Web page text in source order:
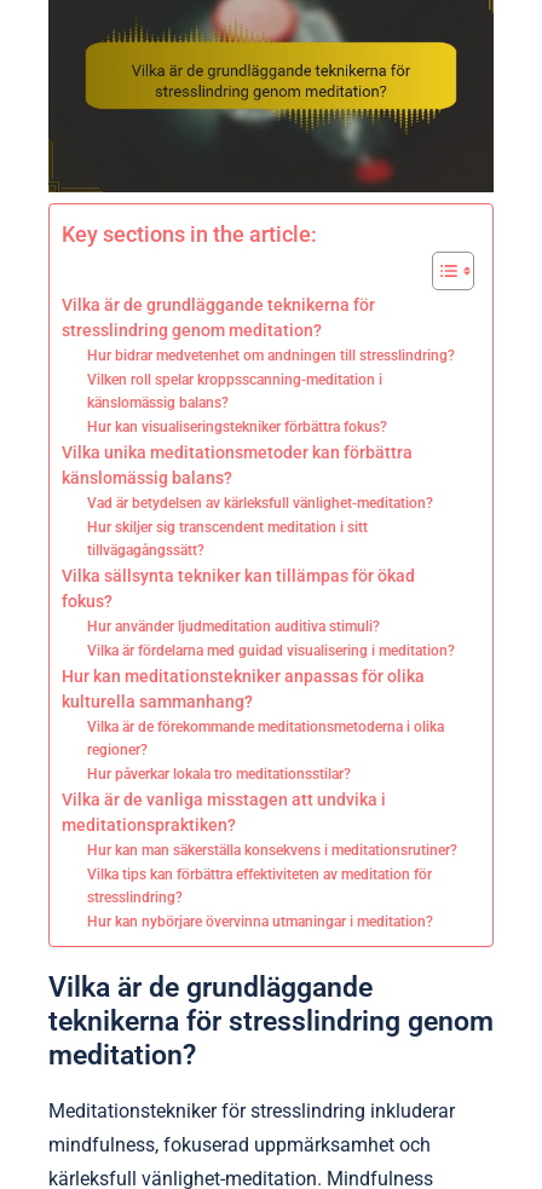
Key sections in the article:
Vilka är de grundläggande teknikerna för
stresslindring genom meditation?
Hur bidrar medvetenhet om andningen till stresslindring?
Vilken roll spelar kroppsscanning-meditation i
känslomässig balans?
Hur kan visualiseringstekniker förbättra fokus?
Vilka unika meditationsmetoder kan förbättra
känslomässig balans?
Vad är betydelsen av kärleksfull vänlighet-meditation?
Hur skiljer sig transcendent meditation i sitt
tillvägagångssätt?
Vilka sällsynta tekniker kan tillämpas för ökad
fokus?
Hur använder ljudmeditation auditiva stimuli?
Vilka är fördelarna med guidad visualisering i meditation?
Hur kan meditationstekniker anpassas för olika
kulturella sammanhang?
Vilka är de förekommande meditationsmetoderna i olika
regioner?
Hur påverkar lokala tro meditationsstilar?
Vilka är de vanliga misstagen att undvika i
meditationspraktiken?
Hur kan man säkerställa konsekvens i meditationsrutiner?
Vilka tips kan förbättra effektiviteten av meditation för
stresslindring?
Hur kan nybörjare övervinna utmaningar i meditation?
Vilka är de grundläggande
teknikerna för stresslindring genom
meditation?
Meditationstekniker för stresslindring inkluderar
mindfulness, fokuserad uppmärksamhet och
kärleksfull vänlighet-meditation. Mindfulness